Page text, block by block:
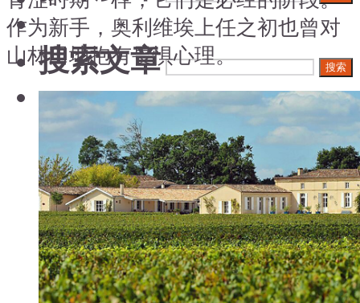
搜索文章 搜索
作为新手，奥利维埃上任之初也曾对
山林田地抱有畏惧心理。